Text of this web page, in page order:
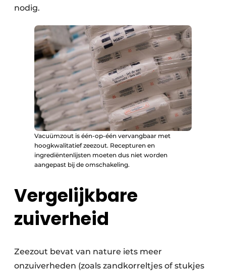
nodig.
Vacuümzout is één-op-één vervangbaar met
hoogkwalitatief zeezout. Recepturen en
ingrediëntenlijsten moeten dus niet worden
aangepast bij de omschakeling.
Vergelijkbare
zuiverheid
Zeezout bevat van nature iets meer
onzuiverheden (zoals zandkorreltjes of stukjes